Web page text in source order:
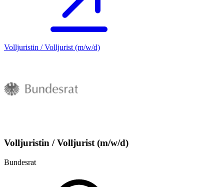
Volljuristin / Volljurist (m/w/d)
Volljuristin / Volljurist (m/w/d)
Bundesrat